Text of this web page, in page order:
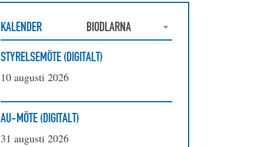
KALENDER
BIODLARNA
STYRELSEMÖTE (DIGITALT)
10 augusti 2026
AU-MÖTE (DIGITALT)
31 augusti 2026